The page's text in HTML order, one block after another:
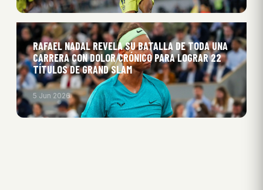
RAFAEL NADAL REVELA SU BATALLA DE TODA UNA
CARRERA CON DOLOR CRÓNICO PARA LOGRAR 22
TÍTULOS DE GRAND SLAM
5 Jun 2026